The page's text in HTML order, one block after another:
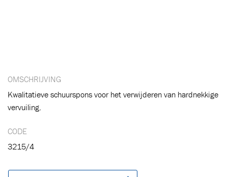
OMSCHRIJVING
Kwalitatieve schuurspons voor het verwijderen van hardnekkige
vervuiling.
CODE
3215/4